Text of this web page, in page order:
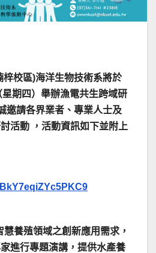
梓校區)海洋生物技術系將於
星期四） 舉辦漁電共生跨域研
邀請各界業者、專業人士及
活動 ，活動資訊如下並附上
慧養殖領域之創新應用需求，
進行專題演講，提供水產養